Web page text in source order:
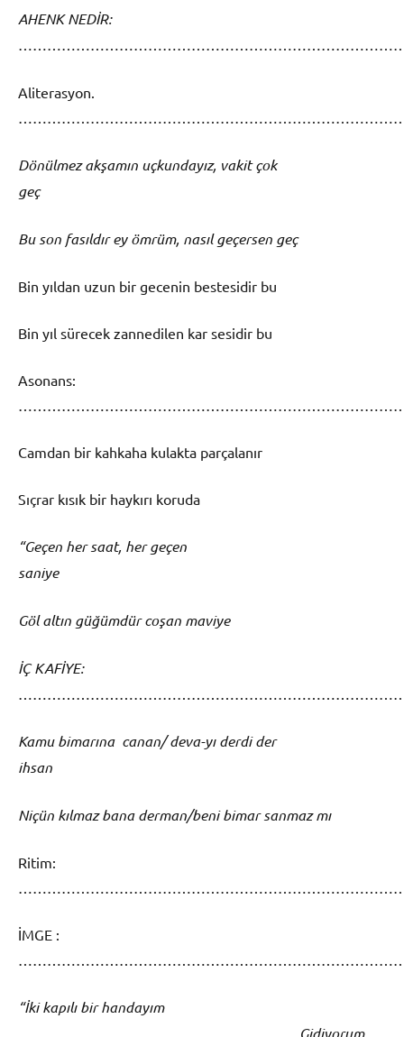
AHENK NEDİR:
Aliterasyon.
Dönülmez akşamın uçkundayız, vakit çok
geç
Bu son fasıldır ey ömrüm, nasıl geçersen geç
Bin yıldan uzun bir gecenin bestesidir bu
Bin yıl sürecek zannedilen kar sesidir bu
Asonans:
Camdan bir kahkaha kulakta parçalanır
Sıçrar kısık bir haykırı koruda
“Geçen her saat, her geçen
saniye
Göl altın güğümdür coşan maviye
İÇ KAFİYE:
Kamu bimarına canan/ deva-yı derdi der
ihsan
Niçün kılmaz bana derman/beni bimar sanmaz mı
Ritim:
İMGE :
“İki kapılı bir handayım
Gidiyorum